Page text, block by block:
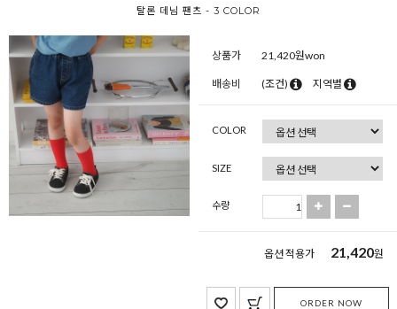
탈론 데님 팬츠 - 3 COLOR
상품가 21,420원won
배송비 (조건) 지역별
COLOR
SIZE
수량
옵션 적용가 21,420원
ORDER NOW